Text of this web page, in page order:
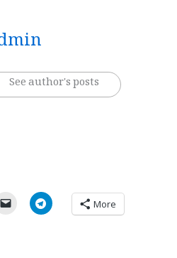
See author's posts
More